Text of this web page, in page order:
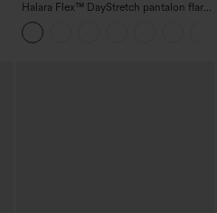
Halara Flex™ DayStretch pantalon flare
de travail, taille mi-haute, poche latérale
zippée